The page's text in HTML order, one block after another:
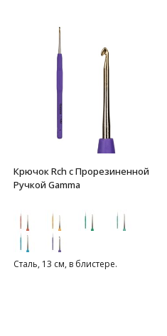
Крючок Rch с Прорезиненной
Ручкой Gamma
Сталь, 13 см, в блистере.